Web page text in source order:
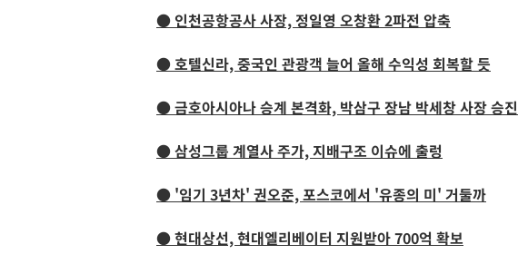
● 인천공항공사 사장, 정일영 오창환 2파전 압축
● 호텔신라, 중국인 관광객 늘어 올해 수익성 회복할 듯
● 금호아시아나 승계 본격화, 박삼구 장남 박세창 사장 승진
● 삼성그룹 계열사 주가, 지배구조 이슈에 출렁
● '임기 3년차' 권오준, 포스코에서 '유종의 미' 거둘까
● 현대상선, 현대엘리베이터 지원받아 700억 확보